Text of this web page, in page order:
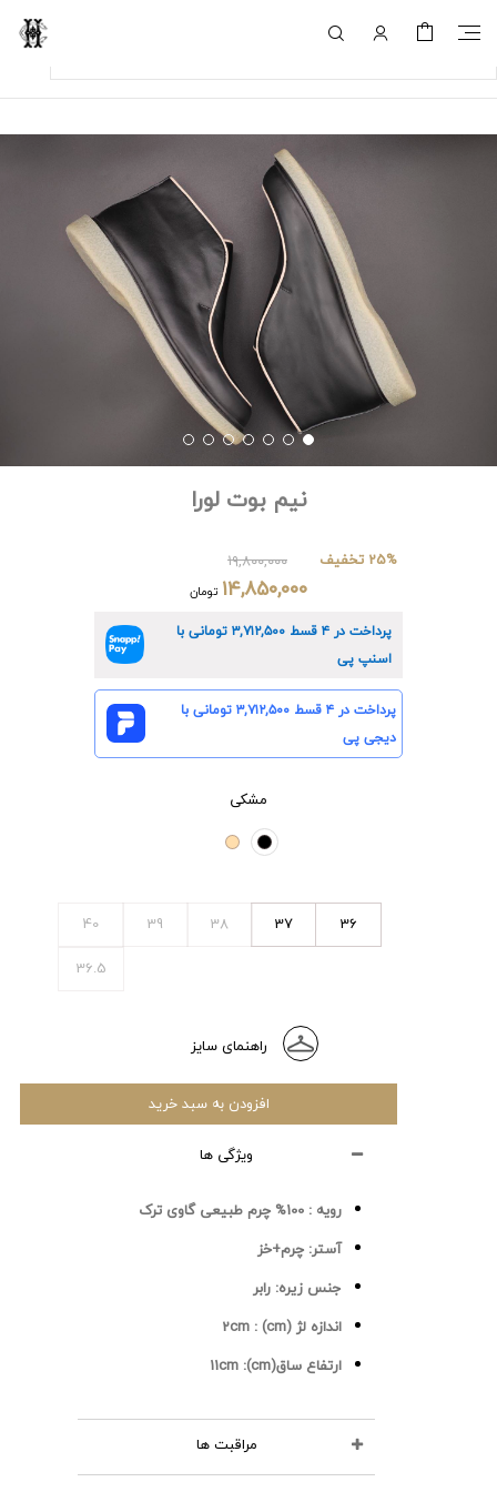
نیم بوت لورا
25% تخفیف ۱۹,۸۰۰,۰۰۰
۱۴,۸۵۰,۰۰۰ تومان
پرداخت در ۴ قسط ۳,۷۱۲,۵۰۰تومانی با
اسنپ پی
پرداخت در ۴ قسط ۳,۷۱۲,۵۰۰تومانی با
دیجی پی
مشکی
36
37
38
39
40
36.5
راهنمای سایز
افزودن به سبد خرید
ویژگی ها
رویه : 100% چرم طبیعی گاوی ترک
آستر: چرم+خز
جنس زیره: رابر
اندازه لژ (cm) :
2cm
ارتفاع ساق(cm):
11cm
مراقبت ها